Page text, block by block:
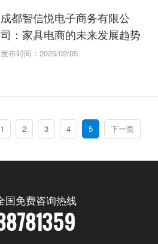
成都智信悦电子商务有限公
司：家具电商的未来发展趋势
发布时间：2025/02/05
1 2 3 4 5 下一页
国免费咨询热线